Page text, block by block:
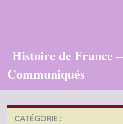
Histoire de France –
Communiqués
CATÉGORIE :